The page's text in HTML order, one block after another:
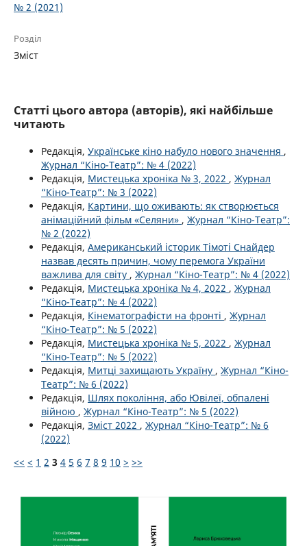
№ 2 (2021)
Розділ
Зміст
Статті цього автора (авторів), які найбільше
читають
Редакція, Українське кіно набуло нового значення ,
Журнал “Кіно-Театр”: № 4 (2022)
Редакція, Мистецька хроніка № 3, 2022 , Журнал
“Кіно-Театр”: № 3 (2022)
Редакція, Картини, що оживають: як створюється
анімаційний фільм «Селяни» , Журнал “Кіно-Театр”:
№ 2 (2022)
Редакція, Американський історик Тімоті Снайдер
назвав десять причин, чому перемога України
важлива для світу , Журнал “Кіно-Театр”: № 4 (2022)
Редакція, Мистецька хроніка № 4, 2022 , Журнал
“Кіно-Театр”: № 4 (2022)
Редакція, Кінематографісти на фронті , Журнал
“Кіно-Театр”: № 5 (2022)
Редакція, Мистецька хроніка № 5, 2022 , Журнал
“Кіно-Театр”: № 5 (2022)
Редакція, Митці захищають Україну , Журнал “Кіно-
Театр”: № 6 (2022)
Редакція, Шлях покоління, або Ювілеї, обпалені
війною , Журнал “Кіно-Театр”: № 5 (2022)
Редакція, Зміст 2022 , Журнал “Кіно-Театр”: № 6
(2022)
<< < 1 2 3 4 5 6 7 8 9 10 > >>